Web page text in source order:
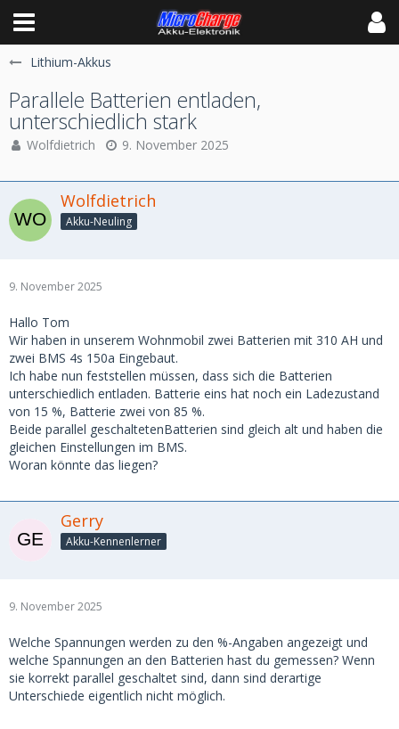
Lithium-Akkus
Parallele Batterien entladen,
unterschiedlich stark
Wolfdietrich 9. November 2025
Wolfdietrich
Akku-Neuling
9. November 2025
Hallo Tom
Wir haben in unserem Wohnmobil zwei Batterien mit 310 AH und
zwei BMS 4s 150a Eingebaut.
Ich habe nun feststellen müssen, dass sich die Batterien
unterschiedlich entladen. Batterie eins hat noch ein Ladezustand
von 15 %, Batterie zwei von 85 %.
Beide parallel geschaltetenBatterien sind gleich alt und haben die
gleichen Einstellungen im BMS.
Woran könnte das liegen?
Gerry
Akku-Kennenlerner
9. November 2025
Welche Spannungen werden zu den %-Angaben angezeigt und
welche Spannungen an den Batterien hast du gemessen? Wenn
sie korrekt parallel geschaltet sind, dann sind derartige
Unterschiede eigentlich nicht möglich.